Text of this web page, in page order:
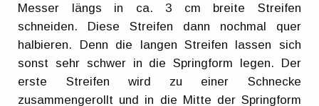
Messer längs in ca. 3 cm breite Streifen
schneiden. Diese Streifen dann nochmal quer
halbieren. Denn die langen Streifen lassen sich
sonst sehr schwer in die Springform legen. Der
erste Streifen wird zu einer Schnecke
zusammengerollt und in die Mitte der Springform